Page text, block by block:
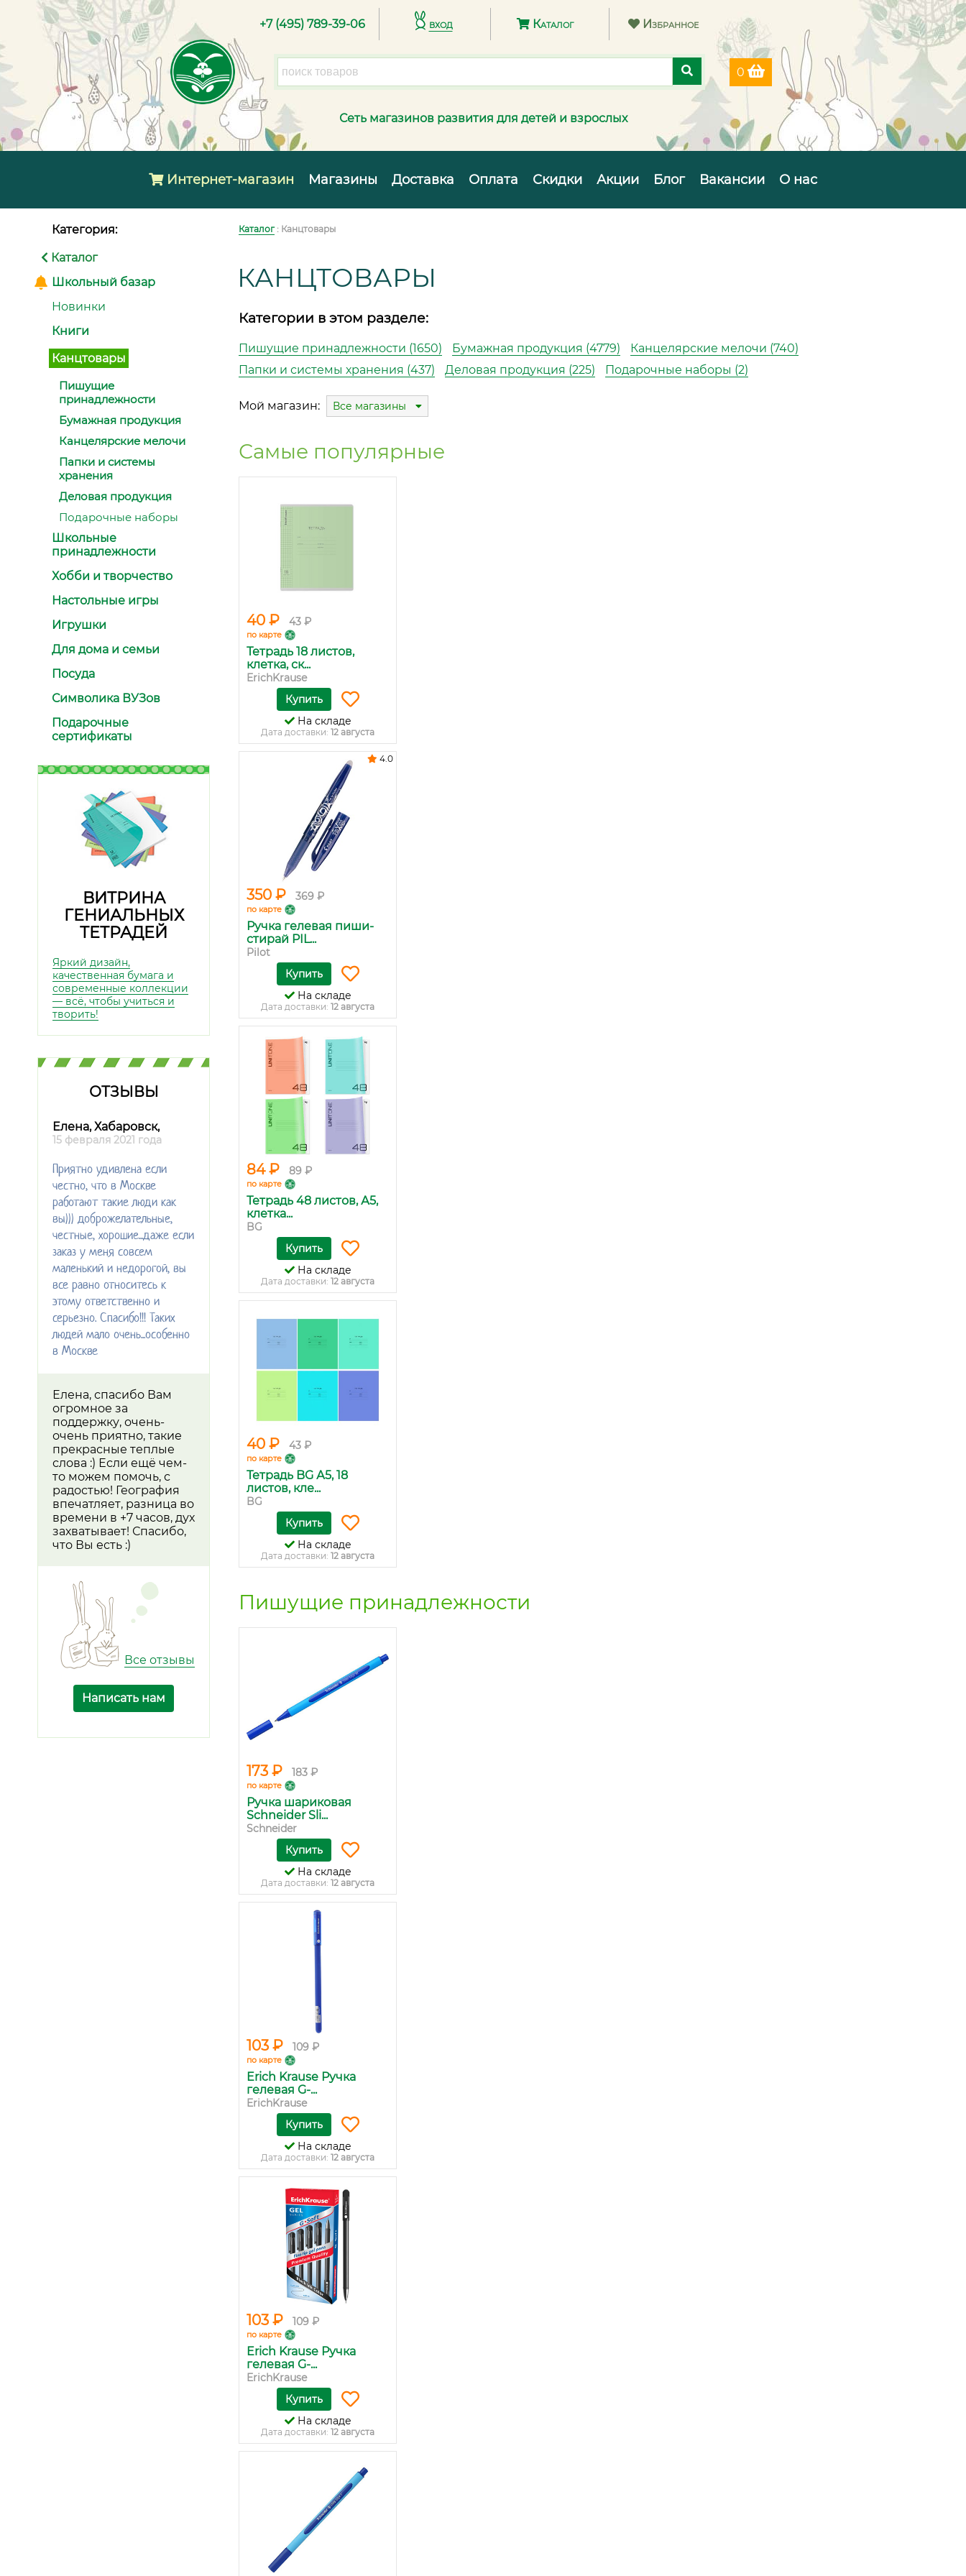
+7 (495) 789-39-06 вход Каталог Избранное
0
Сеть магазинов развития для детей и взрослых
Интернет-магазин Магазины Доставка Оплата Скидки Акции Блог Вакансии О нас
Категория:
Каталог
Школьный базар
Новинки
Книги
Канцтовары
Пишущие
принадлежности
Бумажная продукция
Канцелярские мелочи
Папки и системы
хранения
Деловая продукция
Подарочные наборы
Школьные
принадлежности
Хобби и творчество
Настольные игры
Игрушки
Для дома и семьи
Посуда
Символика ВУЗов
Подарочные
сертификаты
ВИТРИНА
ГЕНИАЛЬНЫХ
ТЕТРАДЕЙ
Яркий дизайн,
качественная бумага и
современные коллекции
— всё, чтобы учиться и
творить!
ОТЗЫВЫ
Елена, Хабаровск,
15 февраля 2021 года
Приятно удивлена если
честно, что в Москве
работают такие люди как
вы))) доброжелательные,
честные, хорошие...даже если
заказ у меня совсем
маленький и недорогой, вы
все равно относитесь к
этому ответственно и
серьезно. Спасибо!!! Таких
людей мало очень...особенно
в Москве
Елена, спасибо Вам
огромное за
поддержку, очень-
очень приятно, такие
прекрасные теплые
слова :) Если ещё чем-
то можем помочь, с
радостью! География
впечатляет, разница во
времени в +7 часов, дух
захватывает! Спасибо,
что Вы есть :)
Все отзывы
Написать нам
Каталог: Канцтовары
КАНЦТОВАРЫ
Категории в этом разделе:
Пишущие принадлежности (1650) Бумажная продукция (4779)
Канцелярские мелочи (740)
Папки и системы хранения (437)
Деловая продукция (225) Подарочные наборы (2)
Мой магазин: Все магазины
Самые популярные
40 ₽ 43 ₽
по карте
Тетрадь 18 листов,
клетка, ск...
ErichKrause
Купить
На складе
Дата доставки: 12 августа
350 ₽ 369 ₽
по карте
Ручка гелевая пиши-
стирай PIL...
Pilot
4.0
Купить
На складе
Дата доставки: 12 августа
84 ₽ 89 ₽
по карте
Тетрадь 48 листов, А5,
клетка...
BG
Купить
На складе
Дата доставки: 12 августа
40 ₽ 43 ₽
по карте
Тетрадь BG А5, 18
листов, кле...
BG
Купить
На складе
Дата доставки: 12 августа
Пишущие принадлежности
173 ₽ 183 ₽
по карте
Ручка шариковая
Schneider Sli...
Schneider
Купить
На складе
Дата доставки: 12 августа
103 ₽ 109 ₽
по карте
Erich Krause Ручка
гелевая G-...
ErichKrause
Купить
На складе
Дата доставки: 12 августа
103 ₽ 109 ₽
по карте
Erich Krause Ручка
гелевая G-...
ErichKrause
Купить
На складе
Дата доставки: 12 августа